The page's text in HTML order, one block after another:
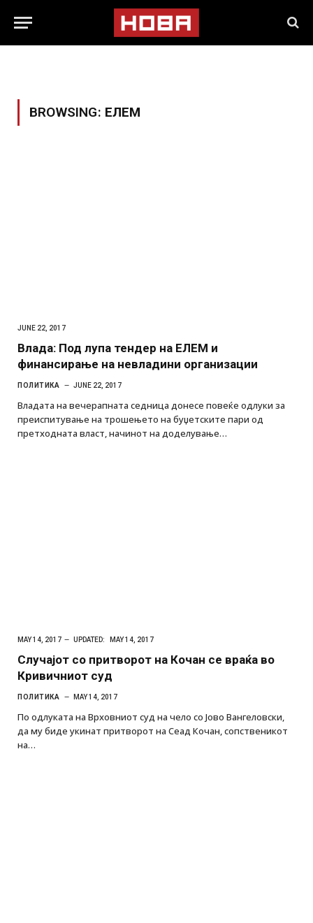
BROWSING: ЕЛЕМ
JUNE 22, 2017
Влада: Под лупа тендер на ЕЛЕМ и
финансирање на невладини организации
ПОЛИТИКА JUNE 22, 2017
Владата на вечерапната седница донесе повеќе одлуки за
преиспитување на трошењето на буџетските пари од
претходната власт, начинот на доделување…
MAY 14, 2017 UPDATED: MAY 14, 2017
Случајот со притворот на Кочан се враќа во
Кривичниот суд
ПОЛИТИКА MAY 14, 2017
По одлуката на Врховниот суд на чело со Јово Вангеловски,
да му биде укинат притворот на Сеад Кочан, сопственикот
на…